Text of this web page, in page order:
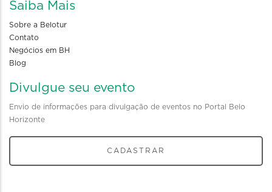
Saiba Mais
Sobre a Belotur
Contato
Negócios em BH
Blog
Divulgue seu evento
Envio de informações para divulgação de eventos no Portal Belo
Horizonte
CADASTRAR